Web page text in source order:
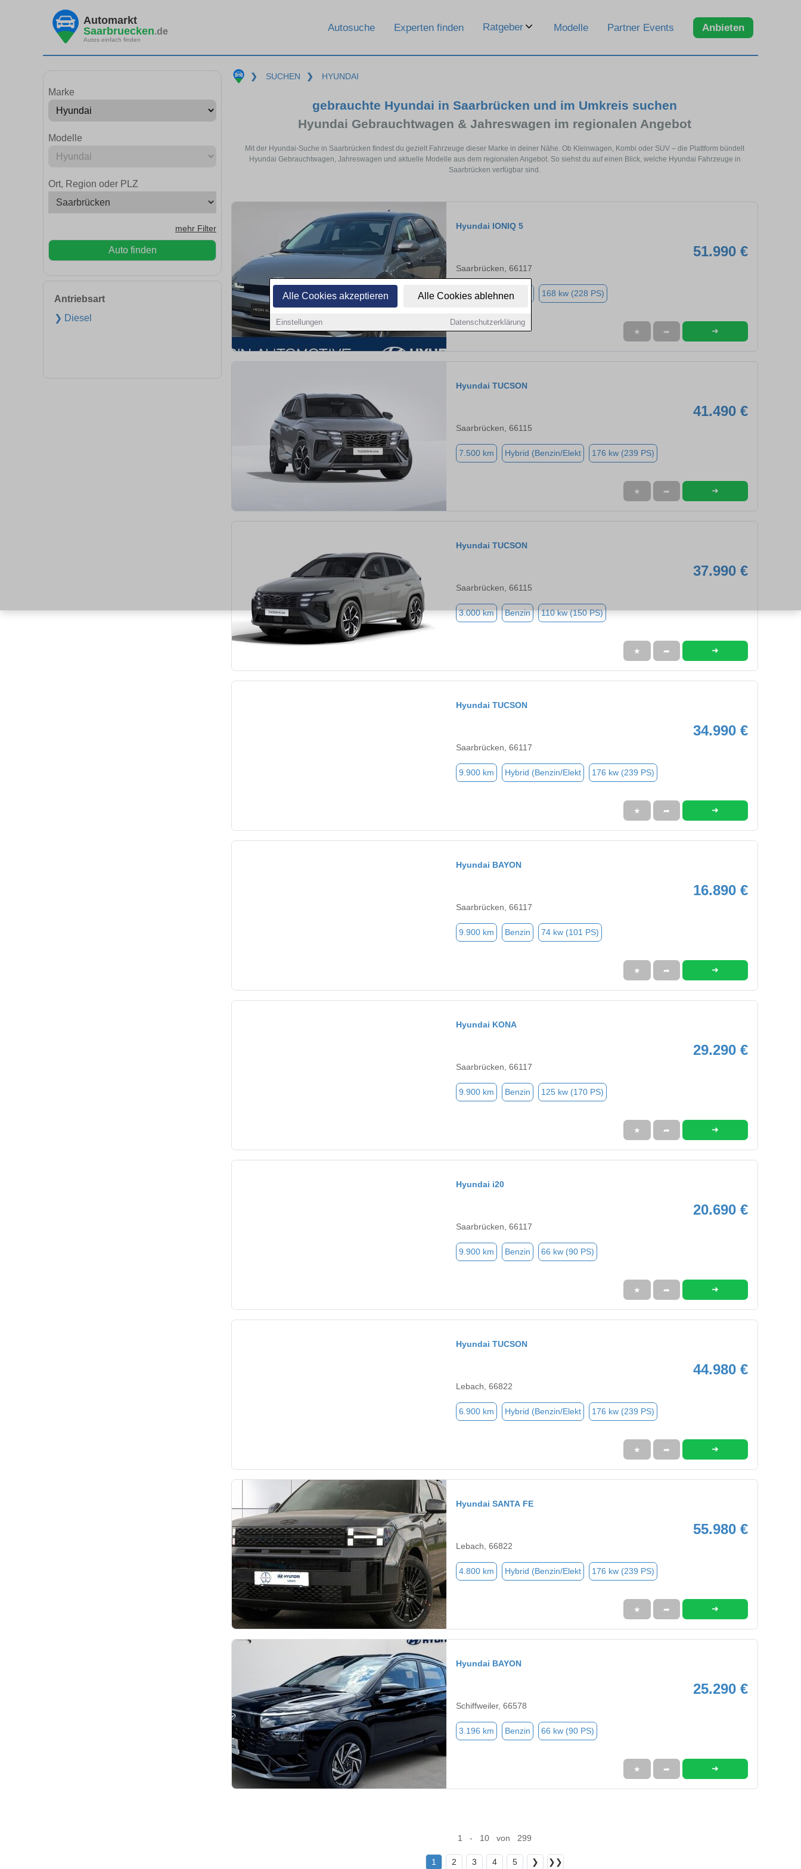
Alle Cookies akzeptieren Alle Cookies ablehnen
Einstellungen Datenschutzerklärung
Automarkt
Saarbruecken.de
Autos einfach finden
Autosuche Experten finden Ratgeber Modelle Partner Events Anbieten
Marke
Modelle
Ort, Region oder PLZ
mehr Filter
Auto finden
Antriebsart
❯ Diesel
❯ SUCHEN ❯ HYUNDAI
gebrauchte Hyundai in Saarbrücken und im Umkreis suchen
Hyundai Gebrauchtwagen & Jahreswagen im regionalen Angebot
Mit der Hyundai-Suche in Saarbrücken findest du gezielt Fahrzeuge dieser Marke in deiner Nähe. Ob Kleinwagen, Kombi oder SUV – die Plattform bündelt
Hyundai Gebrauchtwagen, Jahreswagen und aktuelle Modelle aus dem regionalen Angebot. So siehst du auf einen Blick, welche Hyundai Fahrzeuge in
Saarbrücken verfügbar sind.
Hyundai IONIQ 5
51.990 €
Saarbrücken, 66117
9.900 km Elektro 168 kw (228 PS)
★ ➦ ➜
Hyundai TUCSON
41.490 €
Saarbrücken, 66115
7.500 km Hybrid (Benzin/Elekt 176 kw (239 PS)
★ ➦ ➜
Hyundai TUCSON
37.990 €
Saarbrücken, 66115
3.000 km Benzin 110 kw (150 PS)
★ ➦ ➜
Hyundai TUCSON
34.990 €
Saarbrücken, 66117
9.900 km Hybrid (Benzin/Elekt 176 kw (239 PS)
★ ➦ ➜
Hyundai BAYON
16.890 €
Saarbrücken, 66117
9.900 km Benzin 74 kw (101 PS)
★ ➦ ➜
Hyundai KONA
29.290 €
Saarbrücken, 66117
9.900 km Benzin 125 kw (170 PS)
★ ➦ ➜
Hyundai i20
20.690 €
Saarbrücken, 66117
9.900 km Benzin 66 kw (90 PS)
★ ➦ ➜
Hyundai TUCSON
44.980 €
Lebach, 66822
6.900 km Hybrid (Benzin/Elekt 176 kw (239 PS)
★ ➦ ➜
Hyundai SANTA FE
55.980 €
Lebach, 66822
4.800 km Hybrid (Benzin/Elekt 176 kw (239 PS)
★ ➦ ➜
Hyundai BAYON
25.290 €
Schiffweiler, 66578
3.196 km Benzin 66 kw (90 PS)
★ ➦ ➜
1 - 10 von 299
1 2 3 4 5 ❯ ❯❯